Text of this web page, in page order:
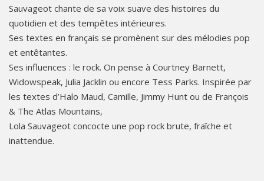
Sauvageot chante de sa voix suave des histoires du
quotidien et des tempêtes intérieures.
Ses textes en français se promènent sur des mélodies pop
et entêtantes.
Ses influences : le rock. On pense à Courtney Barnett,
Widowspeak, Julia Jacklin ou encore Tess Parks. Inspirée par
les textes d’Halo Maud, Camille, Jimmy Hunt ou de François
& The Atlas Mountains,
Lola Sauvageot concocte une pop rock brute, fraîche et
inattendue.